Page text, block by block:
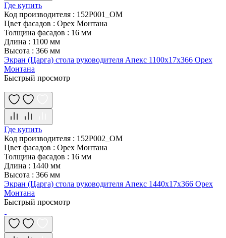
Где купить
Код производителя : 152P001_OM
Цвет фасадов : Орех Монтана
Толщина фасадов : 16 мм
Длина : 1100 мм
Высота : 366 мм
Экран (Царга) стола руководителя Апекс 1100х17х366 Орех
Монтана
Быстрый просмотр
Где купить
Код производителя : 152P002_OM
Цвет фасадов : Орех Монтана
Толщина фасадов : 16 мм
Длина : 1440 мм
Высота : 366 мм
Экран (Царга) стола руководителя Апекс 1440х17х366 Орех
Монтана
Быстрый просмотр